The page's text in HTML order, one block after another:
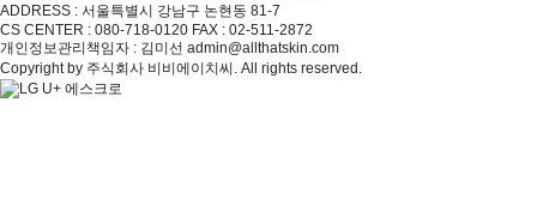
ADDRESS : 서울특별시 강남구 논현동 81-7
CS CENTER : 080-718-0120 FAX : 02-511-2872
개인정보관리책임자 : 김미선 admin@allthatskin.com
Copyright by 주식회사 비비에이치씨. All rights reserved.